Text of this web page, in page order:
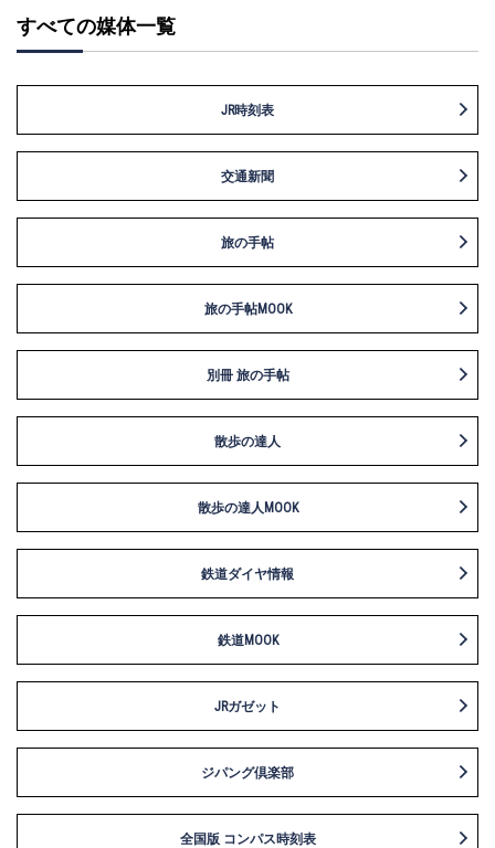
すべての媒体一覧
JR時刻表
交通新聞
旅の手帖
旅の手帖MOOK
別冊 旅の手帖
散歩の達人
散歩の達人MOOK
鉄道ダイヤ情報
鉄道MOOK
JRガゼット
ジパング倶楽部
全国版 コンパス時刻表